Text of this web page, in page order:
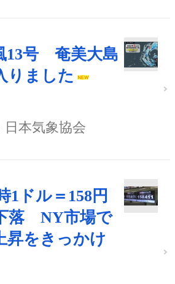
13号 奄美大島
りました
日本気象協会
1ドル＝158円
落 NY市場で
昇をきっかけ